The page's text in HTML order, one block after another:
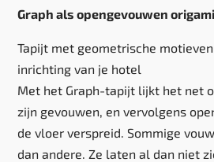
Graph als opengevouwen origami
Tapijt met geometrische
inrichting van je hotel
Met het Graph-tapijt lijkt het net
zijn gevouwen, en vervolgens
de vloer verspreid. Sommige
dan andere. Ze laten al dan niet